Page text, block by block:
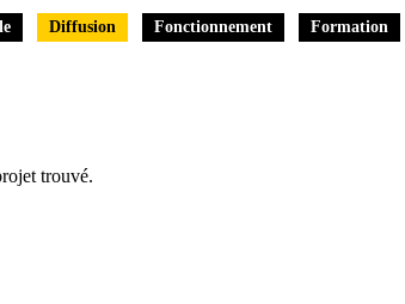
Diffusion Fonctionnement Formation
trouvé.